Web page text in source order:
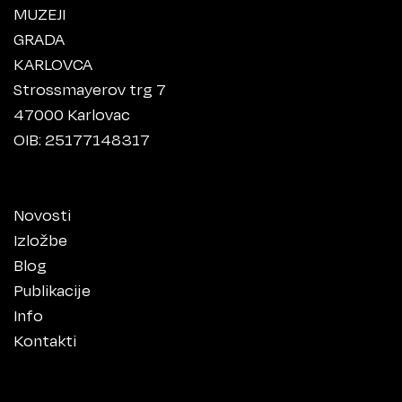
MUZEJI
GRADA
KARLOVCA
Strossmayerov trg 7
47000 Karlovac
OIB: 25177148317
Novosti
Izložbe
Blog
Publikacije
Info
Kontakti